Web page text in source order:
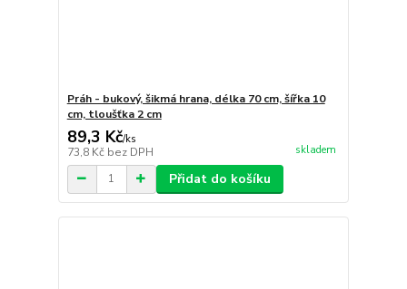
Práh - bukový, šikmá hrana, délka 70 cm, šířka 10
cm, tloušťka 2 cm
89,3 Kč/ks
73,8 Kč bez DPH skladem
Přidat do košíku